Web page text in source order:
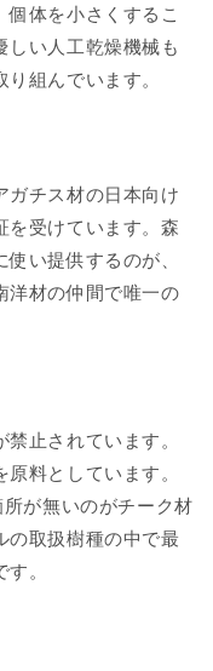
体を小さくするこ
しい人工乾燥機械も
組んでいます。
ガチス材の日本向け
を受けています。森
い提供するのが、
洋材の仲間で唯一の
止されています。
料としています。
が無いのがチーク材
の取扱樹種の中で最
。